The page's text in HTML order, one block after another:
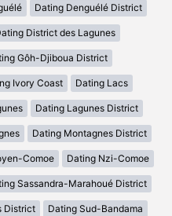
Dating Denguélé District
District des Lagunes
Gôh-Djiboua District
Ivory Coast Dating Lacs
Dating Lagunes District
Dating Montagnes District
Comoe Dating Nzi-Comoe
Sassandra-Marahoué District
District Dating Sud-Bandama